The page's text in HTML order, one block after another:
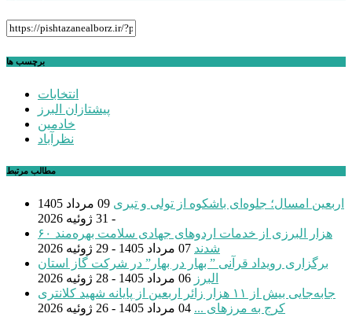
برچسب ها
انتخابات
پیشتازان البرز
خادمین
نظرآباد
مطالب مرتبط
اربعین امسال؛ جلوه‌ای باشکوه از تولی و تبری
09 مرداد 1405
- 31 ژوئیه 2026
۶۰ هزار البرزی از خدمات اردوهای جهادی سلامت بهره‌مند
شدند 07 مرداد 1405 - 29 ژوئیه 2026
برگزاری رویداد قرآنی ” بهار در بهار” در شرکت گاز استان
البرز 06 مرداد 1405 - 28 ژوئیه 2026
جابه‌جایی بیش از ۱۱ هزار زائر اربعین از پایانه شهید کلانتری
کرج به مرزهای ... 04 مرداد 1405 - 26 ژوئیه 2026